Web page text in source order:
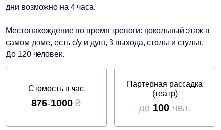
дни возможно на 4 часа.
Местонахождение во время тревоги: цокольный этаж в
самом доме, есть с/у и душ, 3 выхода, столы и стулья.
До 120 человек.
Стомость в час
875-1000 ₴
Партерная рассадка
(театр)
до 100 чел.